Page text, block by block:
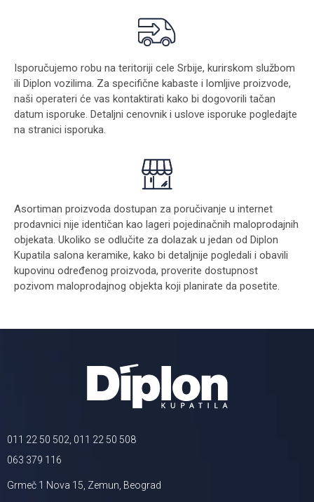
Isporučujemo robu na teritoriji cele Srbije, kurirskom službom
ili Diplon vozilima. Za specifične kabaste i lomljive proizvode,
naši operateri će vas kontaktirati kako bi dogovorili tačan
datum isporuke. Detaljni cenovnik i uslove isporuke pogledajte
na stranici isporuka.
Asortiman proizvoda dostupan za poručivanje u internet
prodavnici nije identičan kao lageri pojedinačnih maloprodajnih
objekata. Ukoliko se odlučite za dolazak u jedan od Diplon
Kupatila salona keramike, kako bi detaljnije pogledali i obavili
kupovinu određenog proizvoda, proverite dostupnost
pozivom maloprodajnog objekta koji planirate da posetite.
011 22 50 502, 011 22 50 508
063 379 116
Grmeč 1 Nova 15, Zemun, Beograd